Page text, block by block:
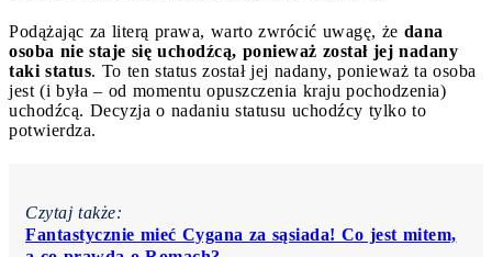
Podążając za literą prawa, warto zwrócić uwagę, że dana
osoba nie staje się uchodźcą, ponieważ został jej nadany
taki status. To ten status został jej nadany, ponieważ ta osoba
jest (i była – od momentu opuszczenia kraju pochodzenia)
uchodźcą. Decyzja o nadaniu statusu uchodźcy tylko to
potwierdza.
Czytaj także:
Fantastycznie mieć Cygana za sąsiada! Co jest mitem,